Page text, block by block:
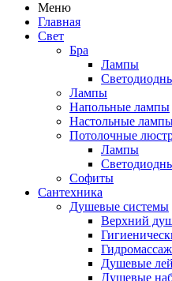
Меню
Главная
Свет
Бра
Лампы
Лампы
Напольные лампы
Настольные
Потолочные
Лампы
Софиты
Сантехника
Душевые системы
Верхний
Душевые
Душевые